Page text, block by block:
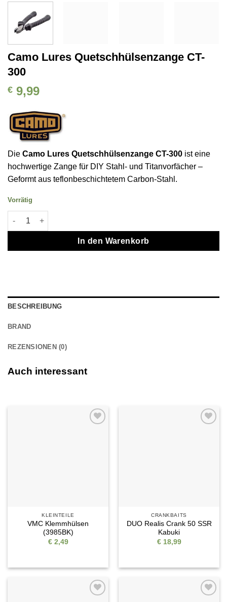
Camo Lures Quetschhülsenzange CT-
300
€ 9,99
Die Camo Lures Quetschhülsenzange CT-300 ist eine
hochwertige Zange für DIY Stahl- und Titanvorfächer –
Geformt aus teflonbeschichtetem Carbon-Stahl.
Vorrätig
Camo Lures Quetschhülsenzange CT-300 Menge
In den Warenkorb
BESCHREIBUNG
BRAND
REZENSIONEN (0)
Auch interessant
KLEINTEILE
VMC Klemmhülsen
(3985BK)
€2,49
CRANKBAITS
DUO Realis Crank 50 SSR
Kabuki
€18,99